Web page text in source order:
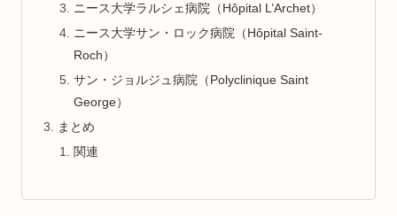
ニース大学ラルシェ病院（Hôpital L’Archet）
ニース大学サン・ロック病院（Hôpital Saint-
Roch）
サン・ジョルジュ病院（Polyclinique Saint
George）
まとめ
関連